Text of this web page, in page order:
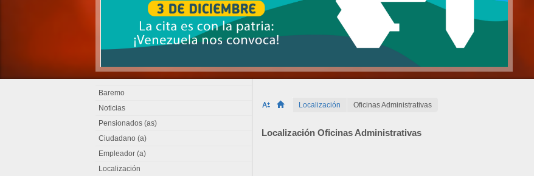
Localización Oficinas Administrativas
Localización Oficinas Administrativas
Baremo
Noticias
Pensionados (as)
Ciudadano (a)
Empleador (a)
Localización